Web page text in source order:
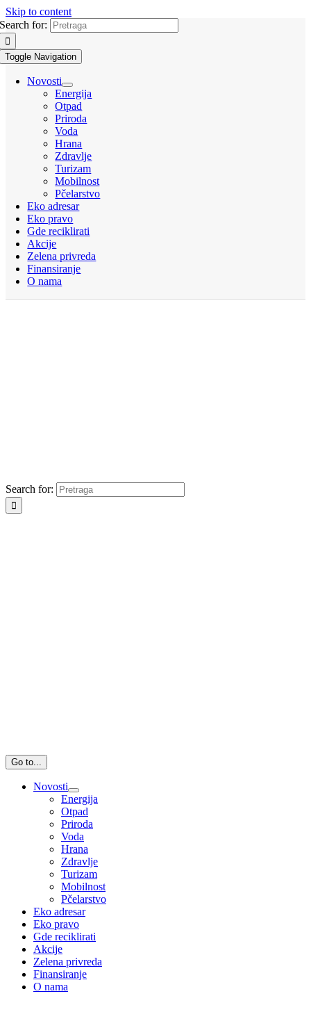
Skip to content
Search for:
Toggle Navigation
Novosti
Energija
Otpad
Priroda
Voda
Hrana
Zdravlje
Turizam
Mobilnost
Pčelarstvo
Eko adresar
Eko pravo
Gde reciklirati
Akcije
Zelena privreda
Finansiranje
O nama
Search for:
Go to...
Novosti
Energija
Otpad
Priroda
Voda
Hrana
Zdravlje
Turizam
Mobilnost
Pčelarstvo
Eko adresar
Eko pravo
Gde reciklirati
Akcije
Zelena privreda
Finansiranje
O nama